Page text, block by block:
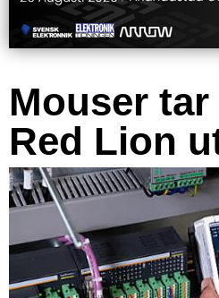
Mouser tar
Red Lion